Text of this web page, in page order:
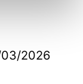
03/2026